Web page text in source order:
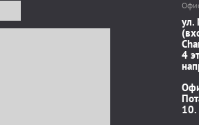
ул.
4
10.